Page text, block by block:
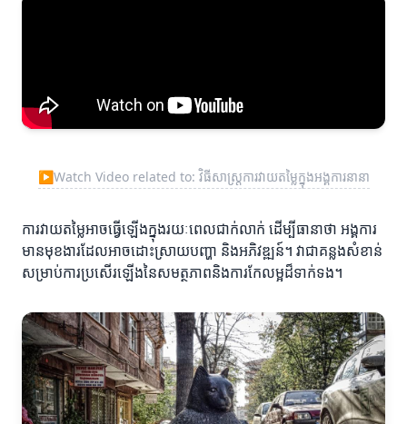
▶Watch Video related to: វិធីសាស្ត្រការវាយតម្លៃក្នុងអង្គការនានា
ការវាយតម្លៃអាចធ្វើឡើងក្នុងរយៈពេលជាក់លាក់ ដើម្បីធានាថា អង្គការ
មានមុខងារដែលអាចដោះស្រាយបញ្ហា និងអភិវឌ្ឍន៍។ វាជាគន្លងសំខាន់
សម្រាប់ការប្រសើរឡើងនៃសមត្ថភាពនិងការកែលម្អដ៏ទាក់ទង។